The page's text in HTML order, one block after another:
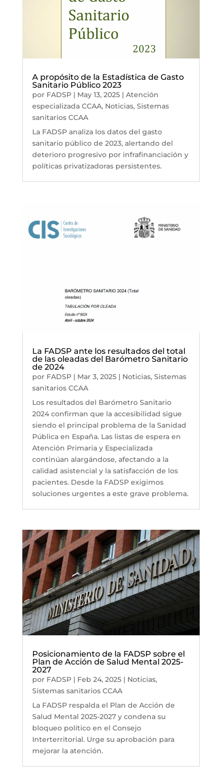
A propósito de la Estadística de Gasto
Sanitario Público 2023
por FADSP| May 13, 2025| Atención
especializada CCAA, Noticias, Sistemas
sanitarios CCAA
La FADSP analiza los datos del gasto
sanitario público de 2023, alertando del
deterioro progresivo por infrafinanciación y
políticas privatizadoras persistentes.
La FADSP ante los resultados del total
de las oleadas del Barómetro Sanitario
de 2024
por FADSP| Mar 3, 2025| Noticias, Sistemas
sanitarios CCAA
Los resultados del Barómetro Sanitario
2024 confirman que la accesibilidad sigue
siendo el principal problema de la Sanidad
Pública en España. Las listas de espera en
Atención Primaria y Especializada
continúan alargándose, afectando a la
calidad asistencial y la satisfacción de los
pacientes. Desde la FADSP exigimos
soluciones urgentes a este grave problema.
Posicionamiento de la FADSP sobre el
Plan de Acción de Salud Mental 2025-
2027
por FADSP| Feb 24, 2025| Noticias,
Sistemas sanitarios CCAA
La FADSP respalda el Plan de Acción de
Salud Mental 2025-2027 y condena su
bloqueo político en el Consejo
Interterritorial. Urge su aprobación para
mejorar la atención.